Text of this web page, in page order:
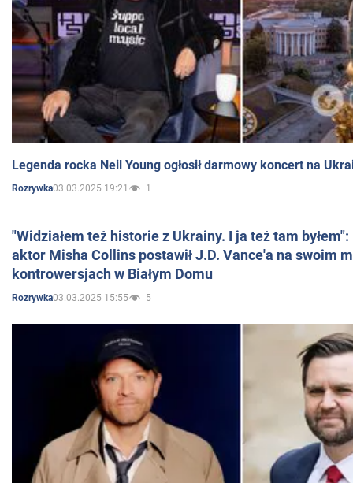
Legenda rocka Neil Young ogłosił darmowy koncert na
Rozrywka03.03.2025 19:21 1
"Widziałem też historie z Ukrainy. I ja też tam
aktor Misha Collins postawił J.D. Vance'a na swoim
kontrowersjach w Białym Domu
Rozrywka03.03.2025 15:55 5